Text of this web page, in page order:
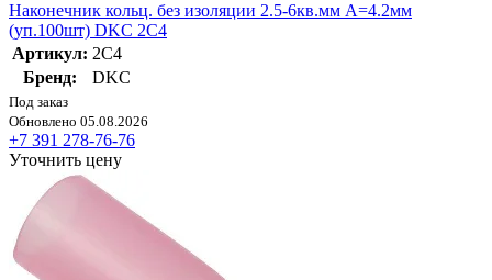
Наконечник кольц. без изоляции 2.5-6кв.мм A=4.2мм
(уп.100шт) DKC 2C4
Артикул: 2C4
Бренд:
DKC
Под заказ
Обновлено 05.08.2026
+7 391 278-76-76
Уточнить цену